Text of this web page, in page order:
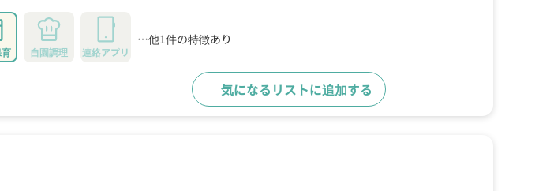
自園調理 連絡アプリ
…他1件の特徴あり
気になるリストに追加する